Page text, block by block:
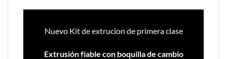
Nuevo Kit de extrucion de primera clase
Extrusión fiable con boquilla de cambio